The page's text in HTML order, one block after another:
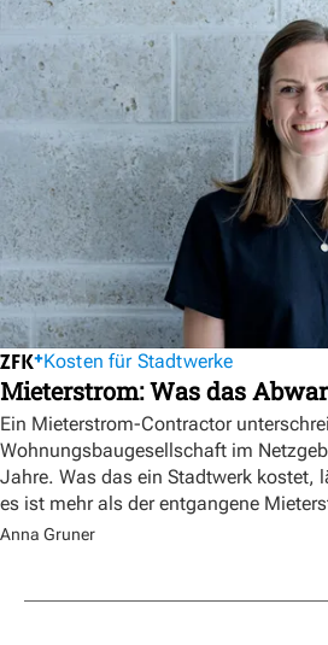
Kosten für Stadtwerke
Mieterstrom: Was das
Ein Mieterstrom-Contractor
Wohnungsbaugesellschaft im
Jahre. Was das ein Stadtwerk kostet,
es ist mehr als der entgangene
Anna Gruner